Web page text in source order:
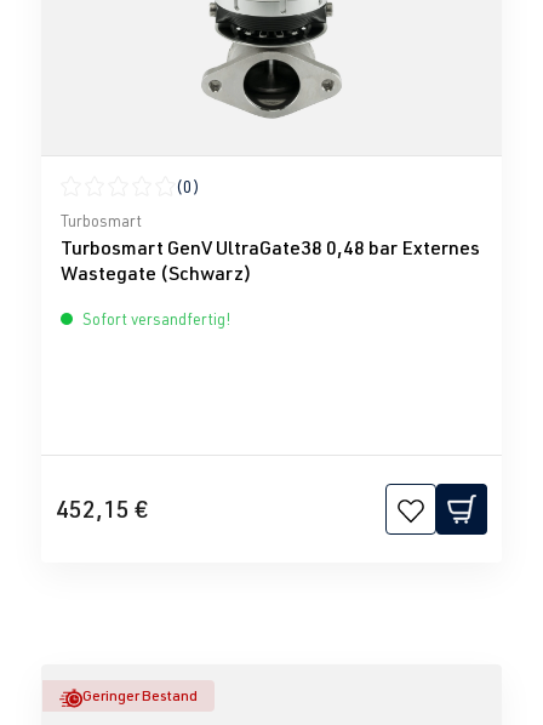
Durchschnittliche Bewertung von 0 von 5 Sternen
(0)
Turbosmart
Turbosmart GenV UltraGate38 0,48 bar Externes
Wastegate (Schwarz)
Sofort versandfertig!
452,15 €
Geringer Bestand